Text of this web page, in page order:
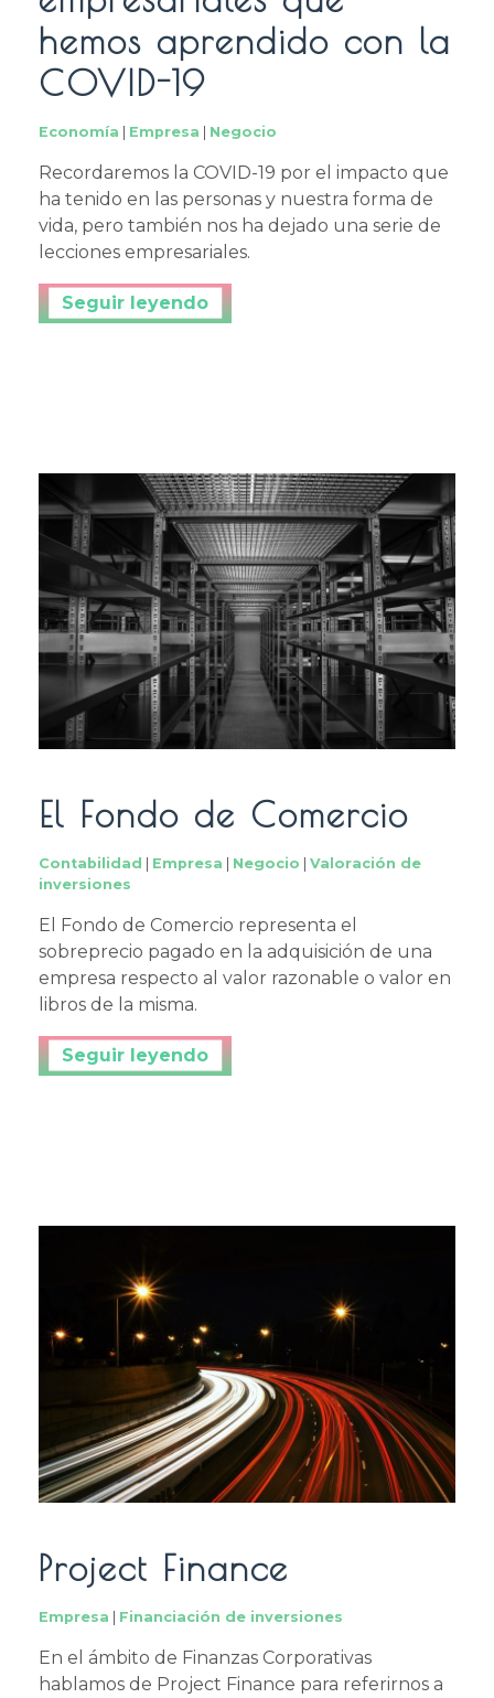
hemos aprendido con la
COVID-19
Economía | Empresa | Negocio
Recordaremos la COVID-19 por el impacto que
ha tenido en las personas y nuestra forma de
vida, pero también nos ha dejado una serie de
lecciones empresariales.
Continuar leyendo
El Fondo de Comercio
Contabilidad | Empresa | Negocio | Valoración de
inversiones
El Fondo de Comercio representa el
sobreprecio pagado en la adquisición de una
empresa respecto al valor razonable o valor en
libros de la misma.
Continuar leyendo
Project Finance
Empresa | Financiación de inversiones
En el ámbito de Finanzas Corporativas
hablamos de Project Finance para referirnos a